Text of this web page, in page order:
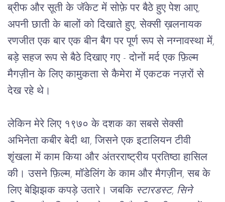
ब्रीफ और सूती के जॅकेट में सोफ़े पर बैठे हुए पेश आए,
अपनी छाती के बालों को दिखाते हुए, सेक्सी ख़लनायक
रणजीत एक बार एक बीन बैग पर पूर्ण रूप से नग्नावस्था में,
बड़े सहज रूप से बैठे दिखाए गए - दोनों मर्द एक फ़िल्म
मैगज़ीन के लिए कामुकता से कैमेरा में एकटक नज़रों से
देख रहे थे।
लेकिन मेरे लिए १९७० के दशक का सबसे सेक्सी
अभिनेता कबीर बेदी था, जिसने एक इटालियन टीवी
शृंखला में काम किया और अंतरराष्ट्रीय प्रतिष्ठा हासिल
की। उसने फ़िल्म, मॉडेलिंग के काम और मैगज़ीन, सब के
लिए बेझिझक कपड़े उतारे। जबकि स्टारडस्ट, सिने